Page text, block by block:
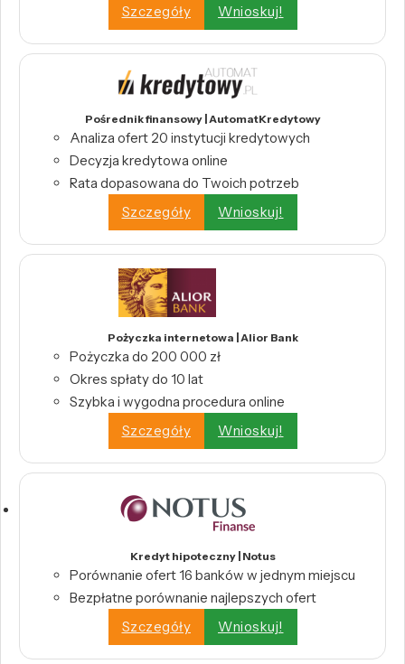
Szczegóły
Wnioskuj!
Pośrednik finansowy | AutomatKredytowy
Analiza ofert 20 instytucji kredytowych
Decyzja kredytowa online
Rata dopasowana do Twoich potrzeb
Szczegóły
Wnioskuj!
Pożyczka internetowa | Alior Bank
Pożyczka do 200 000 zł
Okres spłaty do 10 lat
Szybka i wygodna procedura online
Szczegóły
Wnioskuj!
Kredyt hipoteczny | Notus
Porównanie ofert 16 banków w jednym miejscu
Bezpłatne porównanie najlepszych ofert
Szczegóły
Wnioskuj!